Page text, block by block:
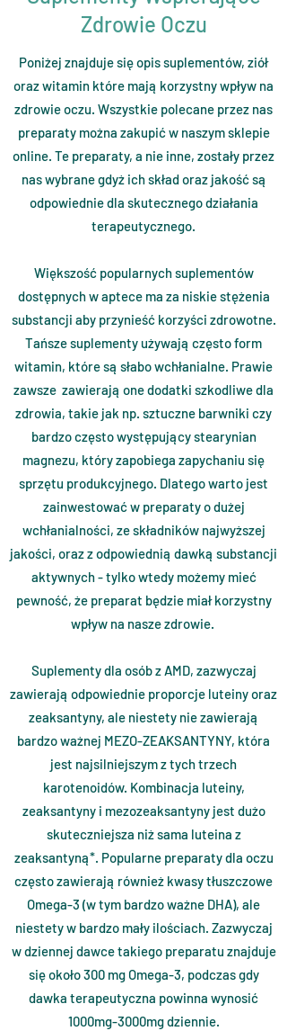
Zdrowie Oczu
Poniżej znajduje się opis suplementów, ziół
oraz witamin które mają korzystny wpływ na
zdrowie oczu. Wszystkie polecane przez nas
preparaty można zakupić w naszym sklepie
online. Te preparaty, a nie inne, zostały przez
nas wybrane gdyż ich skład oraz jakość są
odpowiednie dla skutecznego działania
terapeutycznego.
Większość popularnych suplementów
dostępnych w aptece ma za niskie stężenia
substancji aby przynieść korzyści zdrowotne.
Tańsze suplementy używają często form
witamin, które są słabo wchłanialne. Prawie
zawsze zawierają one dodatki szkodliwe dla
zdrowia, takie jak np. sztuczne barwniki czy
bardzo często występujący stearynian
magnezu, który zapobiega zapychaniu się
sprzętu produkcyjnego. Dlatego warto jest
zainwestować w preparaty o dużej
wchłanialności, ze składników najwyższej
jakości, oraz z odpowiednią dawką substancji
aktywnych - tylko wtedy możemy mieć
pewność, że preparat będzie miał korzystny
wpływ na nasze zdrowie.
Suplementy dla osób z AMD, zazwyczaj
zawierają odpowiednie proporcje luteiny oraz
zeaksantyny, ale niestety nie zawierają
bardzo ważnej MEZO-ZEAKSANTYNY, która
jest najsilniejszym z tych trzech
karotenoidów. Kombinacja luteiny,
zeaksantyny i mezozeaksantyny jest dużo
skuteczniejsza niż sama luteina z
zeaksantyną*. Popularne preparaty dla oczu
często zawierają również kwasy tłuszczowe
Omega-3 (w tym bardzo ważne DHA), ale
niestety w bardzo mały ilościach. Zazwyczaj
w dziennej dawce takiego preparatu znajduje
się około 300 mg Omega-3, podczas gdy
dawka terapeutyczna powinna wynosić
1000mg-3000mg dziennie.